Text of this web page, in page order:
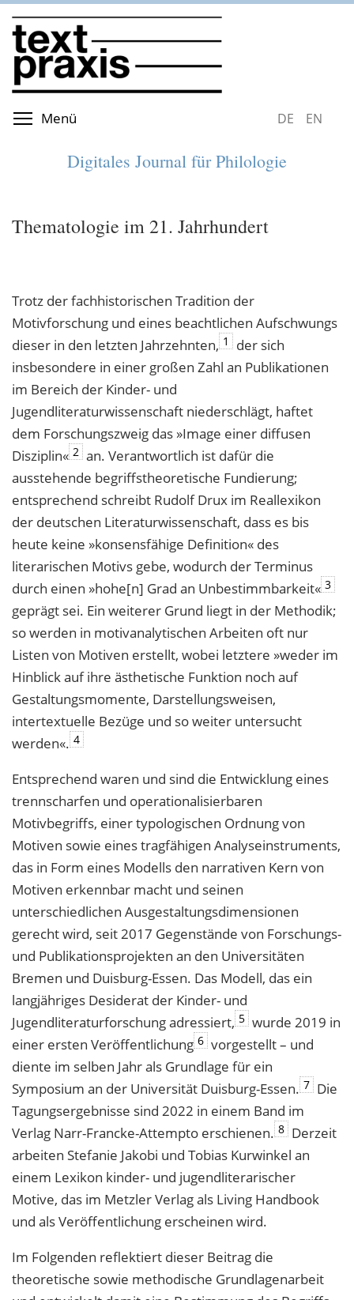
Direkt
zum
Inhalt
Menü Menüsichtbarkeit umschaltenDEUTSCH
Digitales Journal für Philologie
Thematologie im 21. Jahrhundert
Trotz der fachhistorischen Tradition der
Motivforschung und eines beachtlichen Aufschwungs
dieser in den letzten Jahrzehnten, 1
der sich
insbesondere in einer großen Zahl an Publikationen
im Bereich der Kinder- und
Jugendliteraturwissenschaft niederschlägt, haftet
dem Forschungszweig das »Image einer diffusen
Disziplin« 2 an. Verantwortlich ist dafür die
ausstehende begriffstheoretische Fundierung;
entsprechend schreibt Rudolf Drux im Reallexikon
der deutschen Literaturwissenschaft, dass es bis
heute keine »konsensfähige Definition« des
literarischen Motivs gebe, wodurch der Terminus
durch einen »hohe[n] Grad an Unbestimmbarkeit« 3
geprägt sei. Ein weiterer Grund liegt in der Methodik;
so werden in motivanalytischen Arbeiten oft nur
Listen von Motiven erstellt, wobei letztere »weder im
Hinblick auf ihre ästhetische Funktion noch auf
Gestaltungsmomente, Darstellungsweisen,
intertextuelle Bezüge und so weiter untersucht
werden«. 4
Entsprechend waren und sind die Entwicklung eines
trennscharfen und operationalisierbaren
Motivbegriffs, einer typologischen Ordnung von
Motiven sowie eines tragfähigen Analyseinstruments,
das in Form eines Modells den narrativen Kern von
Motiven erkennbar macht und seinen
unterschiedlichen Ausgestaltungsdimensionen
gerecht wird, seit 2017 Gegenstände von Forschungs-
und Publikationsprojekten an den Universitäten
Bremen und Duisburg-Essen. Das Modell, das ein
langjähriges Desiderat der Kinder- und
Jugendliteraturforschung adressiert, 5 wurde 2019 in
einer ersten Veröffentlichung 6 vorgestellt – und
diente im selben Jahr als Grundlage für ein
Symposium an der Universität Duisburg-Essen. 7 Die
Tagungsergebnisse sind 2022 in einem Band im
Verlag Narr-Francke-Attempto erschienen. 8 Derzeit
arbeiten Stefanie Jakobi und Tobias Kurwinkel an
einem Lexikon kinder- und jugendliterarischer
Motive, das im Metzler Verlag als Living Handbook
und als Veröffentlichung erscheinen wird.
Im Folgenden reflektiert dieser Beitrag die
theoretische sowie methodische Grundlagenarbeit